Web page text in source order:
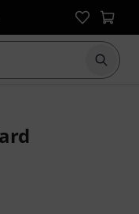
Suche
Kundenbewertungen